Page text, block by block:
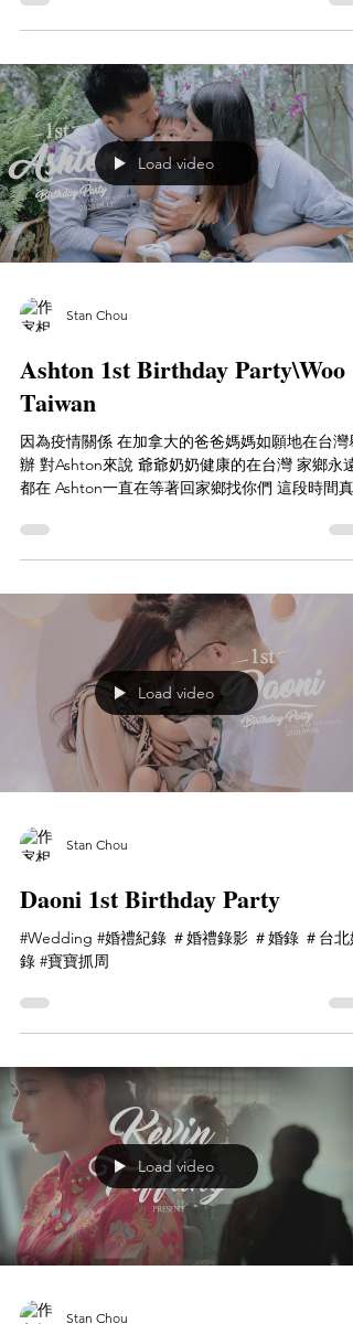
性的爸爸也說了很多 哽咽的聲音真的讓人非常的揪
心...
Load video
Stan Chou
Ashton 1st Birthday Party\Woo
Taiwan
因為疫情關係 在加拿大的爸爸媽媽如願地在台灣舉
辦 對Ashton來說 爺爺奶奶健康的在台灣 家鄉永遠
都在 Ashton一直在等著回家鄉找你們 這段時間真
了一歲時的生日!但記錄下來永遠都會記住 這麼重
時刻的瞬間...
Load video
Stan Chou
Daoni 1st Birthday Party
#Wedding #婚禮紀錄 ＃婚禮錄影 ＃婚錄 ＃台北
錄 #寶寶抓周
Load video
Stan Chou